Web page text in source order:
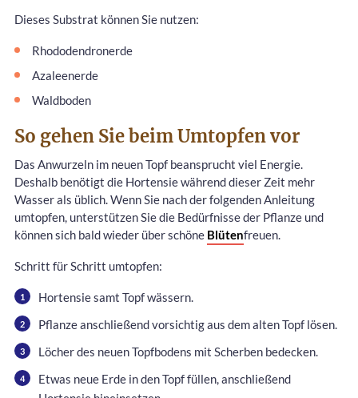
Dieses Substrat können Sie nutzen:
Rhododendronerde
Azaleenerde
Waldboden
So gehen Sie beim Umtopfen vor
Das Anwurzeln im neuen Topf beansprucht viel Energie.
Deshalb benötigt die Hortensie während dieser Zeit mehr
Wasser als üblich. Wenn Sie nach der folgenden Anleitung
umtopfen, unterstützen Sie die Bedürfnisse der Pflanze und
können sich bald wieder über schöne Blütenfreuen.
Schritt für Schritt umtopfen:
Hortensie samt Topf wässern.
Pflanze anschließend vorsichtig aus dem alten Topf lösen.
Löcher des neuen Topfbodens mit Scherben bedecken.
Etwas neue Erde in den Topf füllen, anschließend